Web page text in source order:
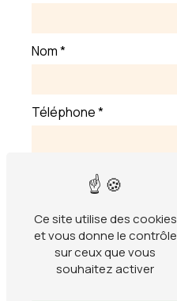
Nom*
Téléphone*
Type de combustible
Ce site utilise des cookies
et vous donne le contrôle
sur ceux que vous
souhaitez activer